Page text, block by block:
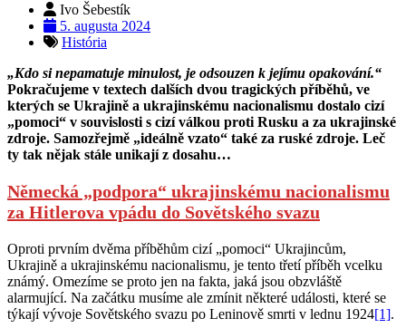
Ivo Šebestík
5. augusta 2024
História
„Kdo si nepamatuje minulost, je odsouzen k jejímu opakování.“
Pokračujeme v textech dalších dvou tragických příběhů, ve
kterých se Ukrajině a ukrajinskému nacionalismu dostalo cizí
„pomoci“ v souvislosti s cizí válkou proti Rusku a za ukrajinské
zdroje. Samozřejmě „ideálně vzato“ také za ruské zdroje. Leč
ty tak nějak stále unikají z dosahu…
Německá „podpora“ ukrajinskému nacionalismu
za Hitlerova vpádu do Sovětského svazu
Oproti prvním dvěma příběhům cizí „pomoci“ Ukrajincům,
Ukrajině a ukrajinskému nacionalismu, je tento třetí příběh vcelku
známý. Omezíme se proto jen na fakta, jaká jsou obzvláště
alarmující. Na začátku musíme ale zmínit některé události, které se
týkají vývoje Sovětského svazu po Leninově smrti v lednu 1924[1].